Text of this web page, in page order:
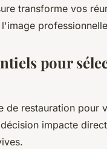
transforme vos
pour
de restauration pour
impacte